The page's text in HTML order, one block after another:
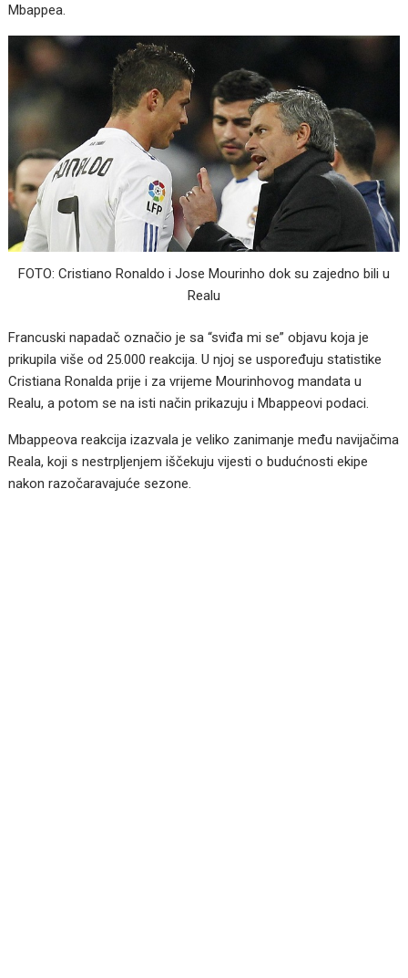
Mbappea.
FOTO: Cristiano Ronaldo i Jose Mourinho dok su zajedno bili u
Realu
Francuski napadač označio je sa “sviđa mi se” objavu koja je
prikupila više od 25.000 reakcija. U njoj se uspoređuju statistike
Cristiana Ronalda prije i za vrijeme Mourinhovog mandata u
Realu, a potom se na isti način prikazuju i Mbappeovi podaci.
Mbappeova reakcija izazvala je veliko zanimanje među navijačima
Reala, koji s nestrpljenjem iščekuju vijesti o budućnosti ekipe
nakon razočaravajuće sezone.